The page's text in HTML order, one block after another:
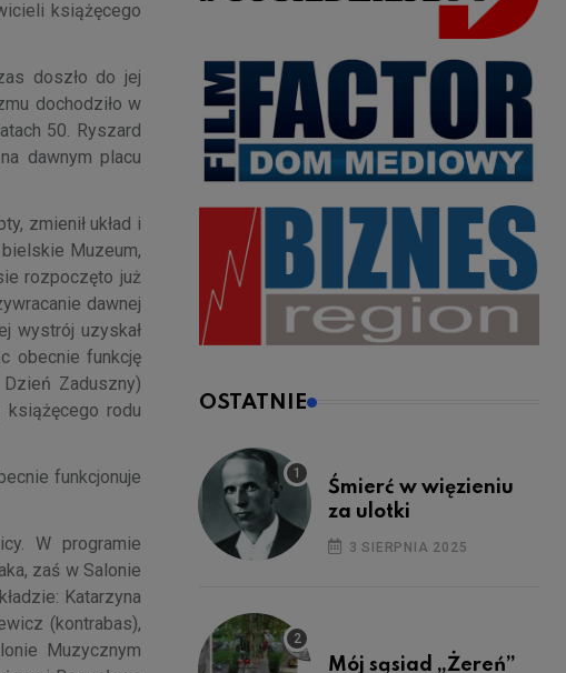
książęcego
doszło do jej
dochodziło w
50. Ryszard
dawnym placu
zmienił układ i
Muzeum,
rozpoczęto już
dawnej
wystrój uzyskał
obecnie funkcję
Zaduszny)
rodu
funkcjonuje
W programie
zaś w Salonie
Katarzyna
(kontrabas),
Muzycznym
OSTATNIE
Śmierć w więzieniu
za ulotki
3 SIERPNIA 2025
Mój sąsiad „Żereń”